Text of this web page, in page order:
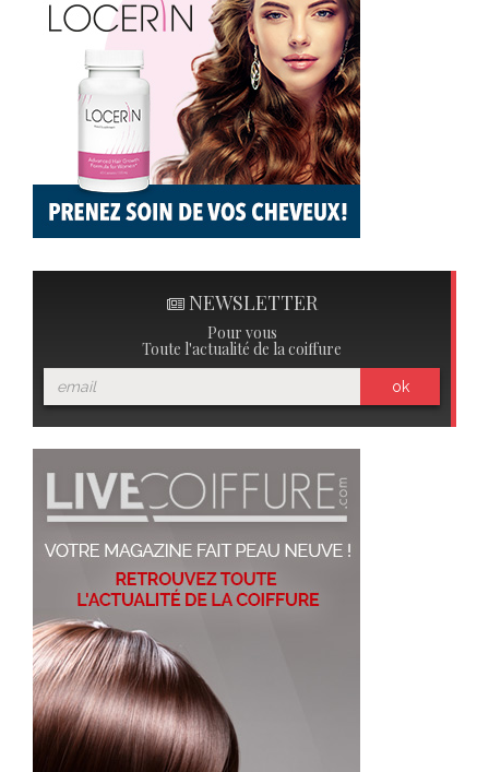
NEWSLETTER
Pour vous
Toute l'actualité de la coiffure
ok